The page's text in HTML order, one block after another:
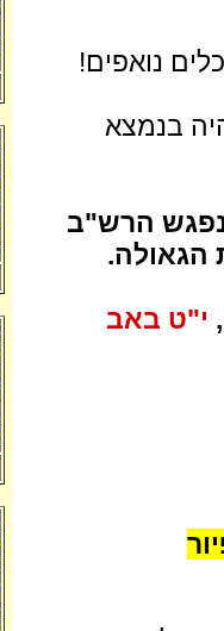
נואפים!
בנמצא
הרש"ב
הגאולה.
י"ט באב